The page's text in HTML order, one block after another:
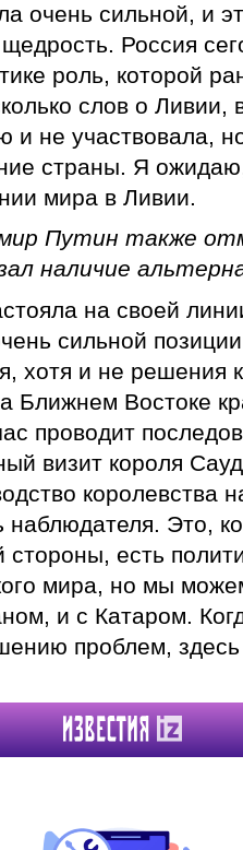
очень сильной, и
Россия
роль, которой
слов о Ливии,
и не участвовала,
страны. Я
мира в Ливии.
Путин также
наличие
на своей
сильной
хотя и не решения
Ближнем Востоке
проводит
визит короля
королевства
наблюдателя. Это,
есть
мира, но мы
и с Катаром.
проблем,